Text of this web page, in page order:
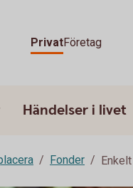
PrivatFöretag
Händelser i livet
Fonder